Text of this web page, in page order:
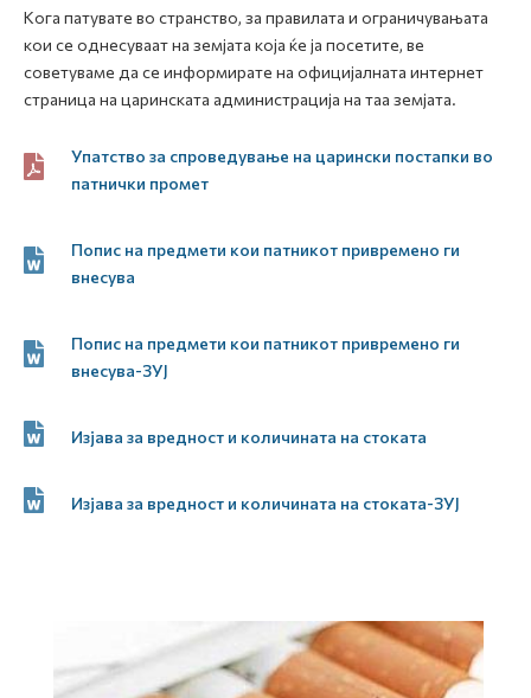
Кога патувате во странство, за правилата и ограничувањата
кои се однесуваат на земјата која ќе ја посетите, ве
советуваме да се информирате на официјалната интернет
страница на царинската администрација на таа земјата.
Упатство за спроведување на царински постапки во
патнички промет
Попис на предмети кои патникот привремено ги
внесува
Попис на предмети кои патникот привремено ги
внесува-ЗУЈ
Изјава за вредност и количината на стоката
Изјава за вредност и количината на стоката-ЗУЈ